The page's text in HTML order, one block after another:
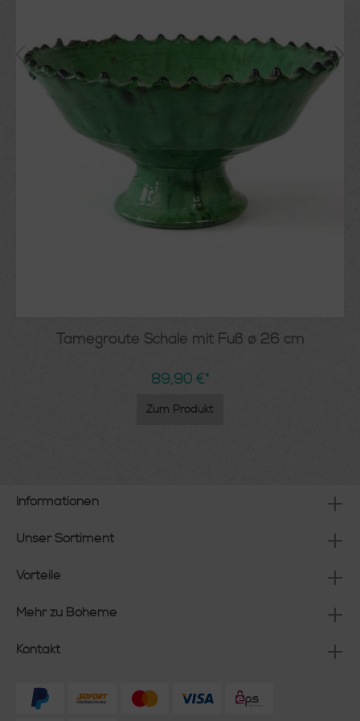
Tamegroute Schale mit Fuß ø 26 cm
89,90 €*
Zum Produkt
Informationen
Unser Sortiment
Vorteile
Mehr zu Boheme
Kontakt